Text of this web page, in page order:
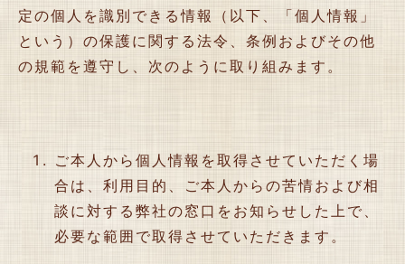
定の個人を識別できる情報（以下、「個人情報」
という）の保護に関する法令、条例およびその他
の規範を遵守し、次のように取り組みます。
ご本人から個人情報を取得させていただく場
合は、利用目的、ご本人からの苦情および相
談に対する弊社の窓口をお知らせした上で、
必要な範囲で取得させていただきます。